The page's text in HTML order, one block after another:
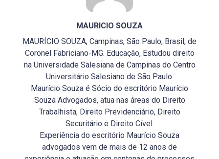
MAURICIO SOUZA
MAURÍCIO SOUZA, Campinas, São Paulo, Brasil, de
Coronel Fabriciano-MG. Educação, Estudou direito
na Universidade Salesiana de Campinas do Centro
Universitário Salesiano de São Paulo.
Maurício Souza é Sócio do escritório Maurício
Souza Advogados, atua nas áreas do Direito
Trabalhista, Direito Previdenciário, Direito
Securitário e Direito Cível.
Experiência do escritório Maurício Souza
advogados vem de mais de 12 anos de